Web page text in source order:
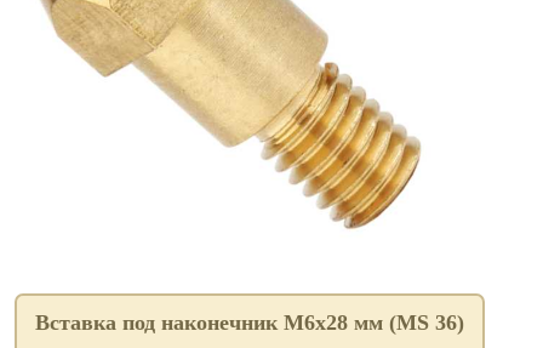
Вставка под наконечник М6х28 мм (MS 36)